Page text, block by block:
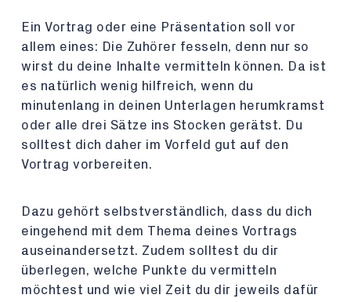
Ein Vortrag oder eine Präsentation soll vor
allem eines: Die Zuhörer fesseln, denn nur so
wirst du deine Inhalte vermitteln können. Da ist
es natürlich wenig hilfreich, wenn du
minutenlang in deinen Unterlagen herumkramst
oder alle drei Sätze ins Stocken gerätst. Du
solltest dich daher im Vorfeld gut auf den
Vortrag vorbereiten.
Dazu gehört selbstverständlich, dass du dich
eingehend mit dem Thema deines Vortrags
auseinandersetzt. Zudem solltest du dir
überlegen, welche Punkte du vermitteln
möchtest und wie viel Zeit du dir jeweils dafür